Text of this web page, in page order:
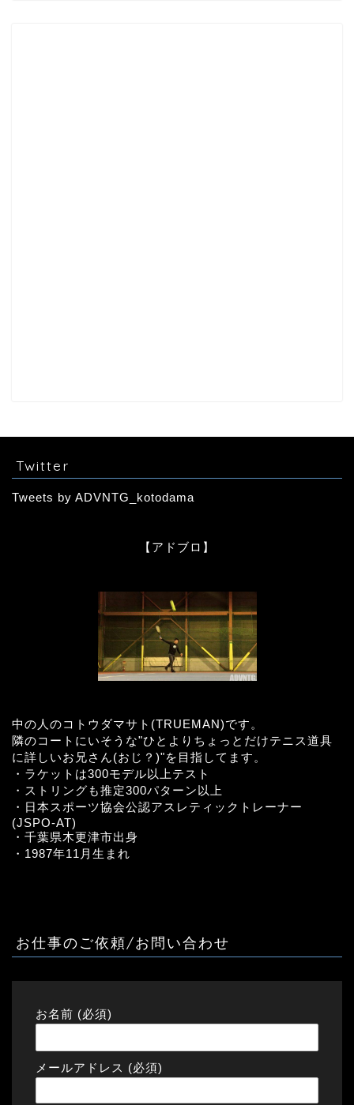
Twitter
Tweets by ADVNTG_kotodama
【アドブロ】
中の人のコトウダマサト(TRUEMAN)です。
隣のコートにいそうな"ひとよりちょっとだけテニス道具
に詳しいお兄さん(おじ？)"を目指してます。
・ラケットは300モデル以上テスト
・ストリングも推定300パターン以上
・日本スポーツ協会公認アスレティックトレーナー
(JSPO-AT)
・千葉県木更津市出身
・1987年11月生まれ
お仕事のご依頼/お問い合わせ
お名前 (必須)
メールアドレス (必須)